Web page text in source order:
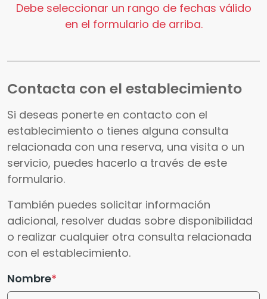
Debe seleccionar un rango de fechas válido
en el formulario de arriba.
Contacta con el establecimiento
Si deseas ponerte en contacto con el
establecimiento o tienes alguna consulta
relacionada con una reserva, una visita o un
servicio, puedes hacerlo a través de este
formulario.
También puedes solicitar información
adicional, resolver dudas sobre disponibilidad
o realizar cualquier otra consulta relacionada
con el establecimiento.
Nombre